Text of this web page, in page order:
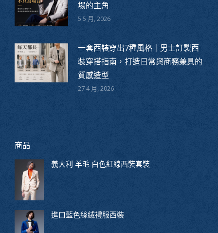
場的主角
5 5 月, 2026
一套西裝穿出7種風格｜男士訂製西
裝穿搭指南，打造日常與商務兼具的
質感造型
27 4 月, 2026
商品
義大利 羊毛 白色紅線西裝套裝
進口藍色絲絨禮服西裝